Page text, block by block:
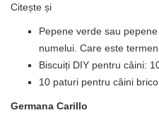
Citește și
Pepene verde sau
numelui. Care este
Biscuiți DIY pentru câini:
10 paturi pentru câini
Germana Carillo